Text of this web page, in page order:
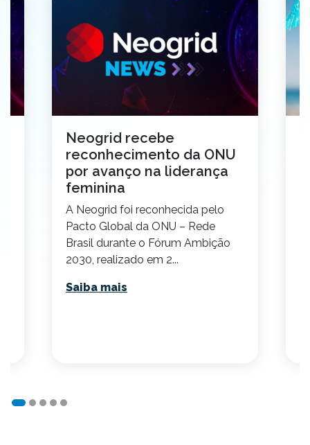
Neogrid recebe
reconhecimento da ONU
por avanço na liderança
feminina
A Neogrid foi reconhecida pelo
Pacto Global da ONU – Rede
Brasil durante o Fórum Ambição
2030, realizado em 2...
Saiba mais